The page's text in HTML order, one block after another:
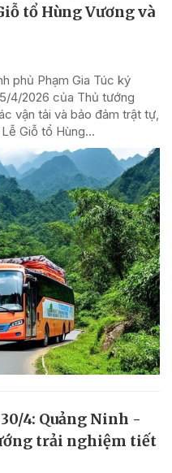
tổ Hùng Vương và
phủ Phạm Gia Túc ký
4/2026 của Thủ tướng
vận tải và bảo đảm trật tự,
Giỗ tổ Hùng...
4: Quảng Ninh -
trải nghiệm tiết